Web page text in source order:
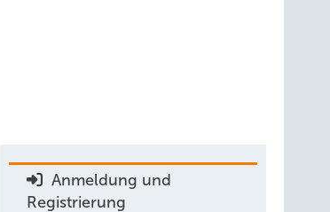
Anmeldung und
Registrierung